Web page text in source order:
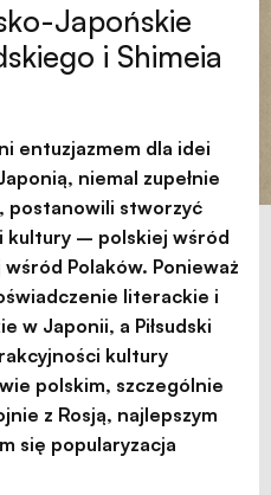
Japońskie
i Shimeia
entuzjazmem dla idei
niemal zupełnie
postanowili stworzyć
kultury – polskiej wśród
Polaków. Ponieważ
literackie i
w Japonii, a Piłsudski
kultury
polskim, szczególnie
z Rosją, najlepszym
się popularyzacja